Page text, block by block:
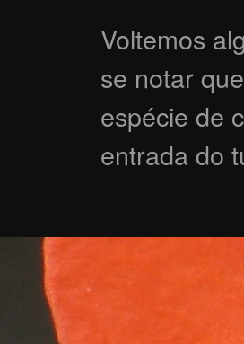
Voltemos
se notar
espécie de
entrada do